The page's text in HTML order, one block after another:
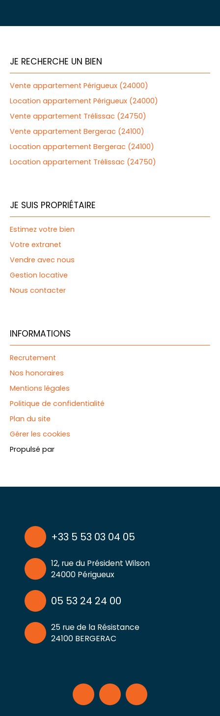
JE RECHERCHE UN BIEN
Vente appartement Périgueux (24000)
Location appartement Périgueux (24000)
Vente appartement Trélissac (24750)
Vente appartement Bergerac (24100)
Location appartement Bergerac (24100)
Location appartement Trélissac (24750)
JE SUIS PROPRIÉTAIRE
Estimez votre bien
Votre extranet
Vendre avec nous
Gestion locative
Nous contacter
INFORMATIONS
Recrutement
Nos honoraires
Mentions légales
Politique de confidentialité
Plan du site
Gérer les cookies
Propulsé par
+33 5 53 03 04 05
12, rue du Président Wilson
24000 Périgueux
05 53 24 24 00
25 rue de la Résistance
24100 BERGERAC